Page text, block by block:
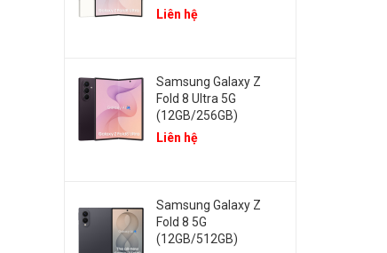
Liên hệ
Samsung Galaxy Z
Fold 8 Ultra 5G
(12GB/256GB)
Liên hệ
Samsung Galaxy Z
Fold 8 5G
(12GB/512GB)